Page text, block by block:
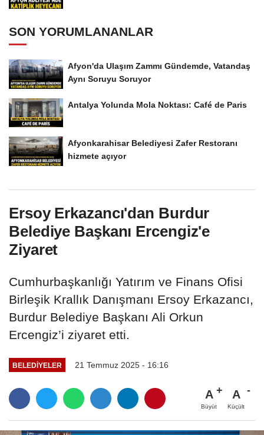
SON YORUMLANANLAR
Afyon'da Ulaşım Zammı Gündemde, Vatandaş
Aynı Soruyu Soruyor
Antalya Yolunda Mola Noktası: Café de Paris
Afyonkarahisar Belediyesi Zafer Restoranı
hizmete açıyor
Ersoy Erkazancı'dan Burdur
Belediye Başkanı Ercengiz'e
Ziyaret
Cumhurbaşkanlığı Yatırım ve Finans Ofisi
Birleşik Krallık Danışmanı Ersoy Erkazancı,
Burdur Belediye Başkanı Ali Orkun
Ercengiz’i ziyaret etti.
BELEDIYELER 21 Temmuz 2025 - 16:16
A
Büyüt
A
Küçült